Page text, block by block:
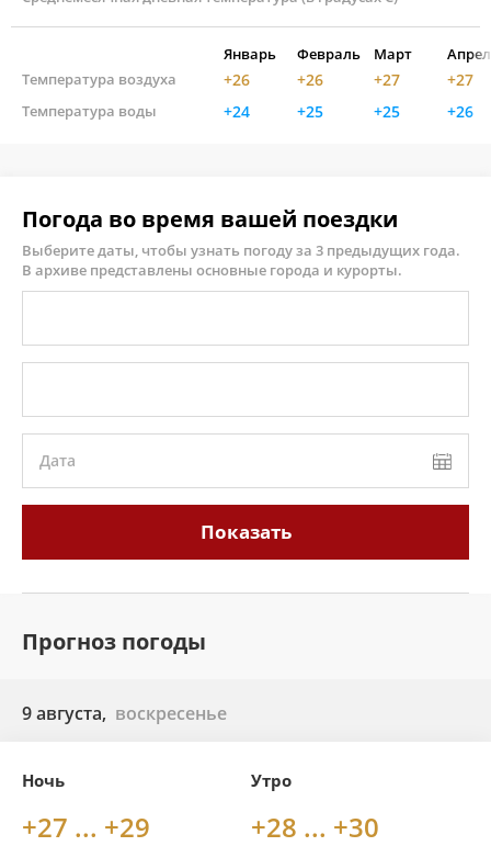
Январь Февраль Март
Температура воздуха
+26 +26 +27 +27
Температура воды +24 +25 +25 +26
Погода во время вашей поездки
Выберите даты, чтобы узнать погоду за 3 предыдущих года.
В архиве представлены основные города и курорты.
Дата
Показать
Прогноз погоды
9 августа, воскресенье
Ночь
+27 ... +29
Утро
+28 ... +30